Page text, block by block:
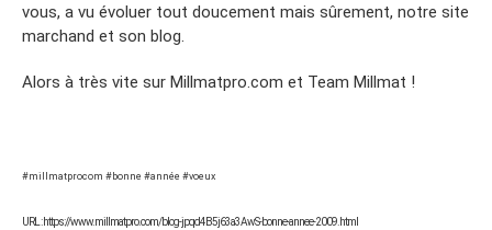
vous, a vu évoluer tout doucement mais sûrement, notre site
marchand et son blog.
Alors à très vite sur Millmatpro.com et Team Millmat !
#millmatprocom #bonne #année #voeux
URL : https://www.millmatpro.com/blog-jpqd4B5j63a3AwS-bonne-annee-2009.html